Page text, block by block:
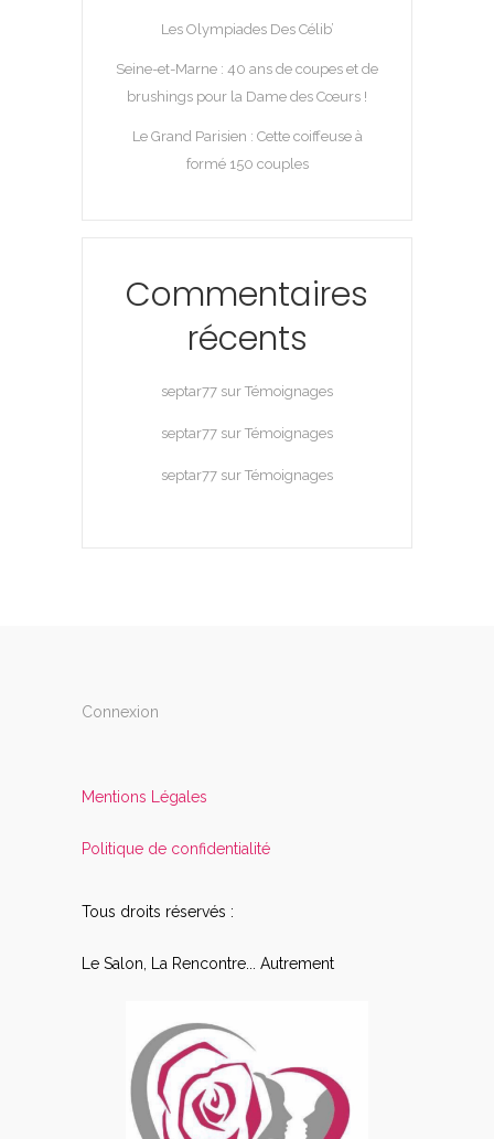
Les Olympiades Des Célib’
Seine-et-Marne : 40 ans de coupes et de
brushings pour la Dame des Cœurs !
Le Grand Parisien : Cette coiffeuse à
formé 150 couples
Commentaires
récents
septar77 sur Témoignages
septar77 sur Témoignages
septar77 sur Témoignages
Connexion
Mentions Légales
Politique de confidentialité
Tous droits réservés :
Le Salon, La Rencontre... Autrement